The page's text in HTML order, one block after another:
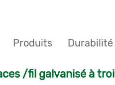
Produits Durabilité
/fil galvanisé à